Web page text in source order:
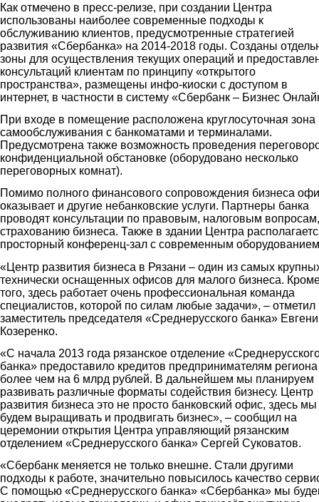
Как отмечено в пресс-релизе, при создании Центра
использованы наиболее современные подходы к
обслуживанию клиентов, предусмотренные стратегией
развития «Сбербанка» на 2014-2018 годы. Созданы
зоны для осуществления текущих операций и
консультаций клиентам по принципу «открытого
пространства», размещены инфо-киоски с доступом в
интернет, в частности в систему «Сбербанк – Бизнес
При входе в помещение расположена круглосуточная зона
самообслуживания с банкоматами и терминалами.
Предусмотрена также возможность проведения
конфиденциальной обстановке (оборудовано несколько
переговорных комнат).
Помимо полного финансового сопровождения бизнеса
оказывает и другие небанковские услуги. Партнеры банка
проводят консультации по правовым, налоговым вопросам,
страхованию бизнеса. Также в здании Центра
просторный конференц-зал с современным
«Центр развития бизнеса в Рязани – один из самых
технически оснащенных офисов для малого бизнеса.
того, здесь работает очень профессиональная команда
специалистов, которой по силам любые задачи», – отметил
заместитель председателя «Среднерусского банка»
Козеренко.
«С начала 2013 года рязанское отделение
банка» предоставило кредитов предпринимателям региона
более чем на 6 млрд рублей. В дальнейшем мы планируем
развивать различные форматы содействия бизнесу. Центр
развития бизнеса это не просто банковский офис, здесь мы
будем выращивать и продвигать бизнес», – сообщил на
церемонии открытия Центра управляющий рязанским
отделением «Среднерусского банка» Сергей Суковатов.
«Сбербанк меняется не только внешне. Стали другими
подходы к работе, значительно повысилось качество
С помощью «Среднерусского банка» «Сбербанка» мы